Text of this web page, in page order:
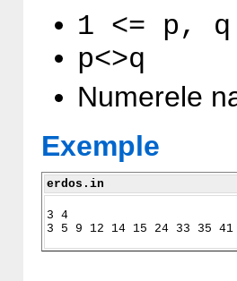
1 <= p, q
p<>q
Numerele
Exemple
erdos.in
3 4
3 5 9 12 14 15 24 33 35 41